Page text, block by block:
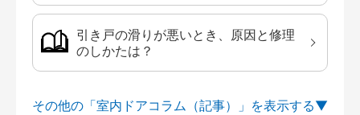
引き戸の滑りが悪いとき、原因と修理
のしかたは？
その他の「室内ドアコラム（記事）」を